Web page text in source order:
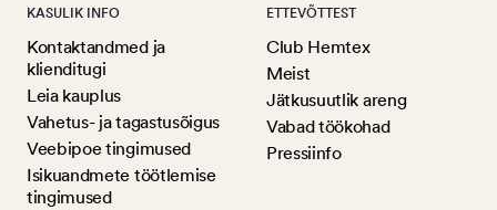
KASULIK INFO
Kontaktandmed ja
klienditugi
Leia kauplus
Vahetus- ja tagastusõigus
Veebipoe tingimused
Isikuandmete töötlemise
tingimused
ETTEVÕTTEST
Club Hemtex
Meist
Jätkusuutlik areng
Vabad töökohad
Pressiinfo